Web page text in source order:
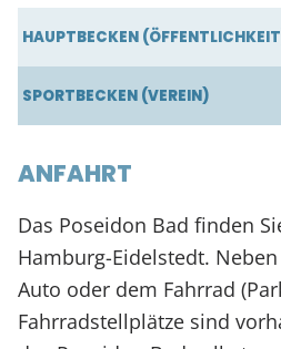
HAUPTBECKEN
SPORTBECKEN (VEREIN)
ANFAHRT
Das Poseidon Bad finden
Hamburg-Eidelstedt.
Auto oder dem Fahrrad
Fahrradstellplätze sind